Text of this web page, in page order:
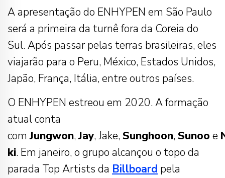
A apresentação do ENHYPEN em São Paulo
será a primeira da turnê fora da Coreia do
Sul. Após passar pelas terras brasileiras, eles
viajarão para o Peru, México, Estados Unidos,
Japão, França, Itália, entre outros países.
O ENHYPEN estreou em 2020. A formação
atual conta
comJungwon,Jay, Jake, Sunghoon, Sunoo e
ki. Em janeiro, o grupo alcançou o topo da
parada Top Artists da Billboard pela